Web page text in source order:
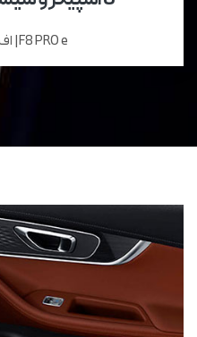
F8 PRO e| اف 8 پرو ای پلاس